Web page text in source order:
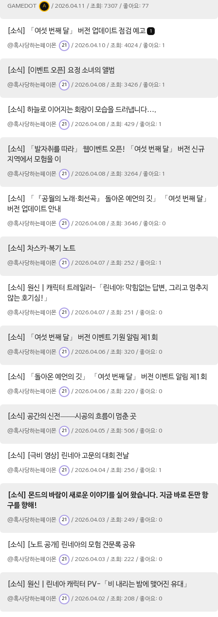
GAMEDOT A / 2026.04.11 / 조회: 7307 / 좋아요: 77
[소식] 「여섯 번째 달」 버전 업데이트 점검 예고 1
@혹사당하는페이몬 21 / 2026.04.10 / 조회: 4024 / 좋아요: 1
[소식] [이벤트 오픈] 요정 소녀의 앨범
@혹사당하는페이몬 21 / 2026.04.08 / 조회: 3426 / 좋아요: 1
[소식] 하늘로 이어지는 회랑이 모습을 드러냅니다….
@혹사당하는페이몬 21 / 2026.04.08 / 조회: 429 / 좋아요: 1
[소식] 「발자취를 따라」 웹이벤트 오픈! 「여섯 번째 달」 버전 신규
지역에서 모험을 이
@혹사당하는페이몬 21 / 2026.04.08 / 조회: 3264 / 좋아요: 1
[소식] 「『공월의 노래·회선곡』 돌아온 예언의 깃」 「여섯 번째 달」
버전 업데이트 안내
@혹사당하는페이몬 21 / 2026.04.08 / 조회: 3646 / 좋아요: 0
[소식] 차스카·복기 노트
@혹사당하는페이몬 21 / 2026.04.07 / 조회: 252 / 좋아요: 1
[소식] 원신 | 캐릭터 트레일러-「린네아: 막힘없는 답변, 그리고 멈추지
않는 호기심!」
@혹사당하는페이몬 21 / 2026.04.07 / 조회: 251 / 좋아요: 0
[소식] 「여섯 번째 달」 버전 이벤트 기원 알림 제1회
@혹사당하는페이몬 21 / 2026.04.06 / 조회: 320 / 좋아요: 0
[소식] 「돌아온 예언의 깃」 「여섯 번째 달」 버전 이벤트 알림 제1회
@혹사당하는페이몬 21 / 2026.04.06 / 조회: 220 / 좋아요: 0
[소식] 공간의 신전——시공의 흐름이 멈춘 곳
@혹사당하는페이몬 21 / 2026.04.05 / 조회: 506 / 좋아요: 0
[소식] [극비 영상] 린네아 고문의 대회 전날
@혹사당하는페이몬 21 / 2026.04.04 / 조회: 256 / 좋아요: 1
[소식] 몬드의 바람이 새로운 이야기를 실어 왔습니다. 지금 바로 돈만 항
구를 향해!
@혹사당하는페이몬 21 / 2026.04.03 / 조회: 249 / 좋아요: 0
[소식] [노트 공개] 린네아의 모험 견문록 공유
@혹사당하는페이몬 21 / 2026.04.03 / 조회: 222 / 좋아요: 0
[소식] 원신 | 린네아 캐릭터 PV-「비 내리는 밤에 맺어진 유대」
@혹사당하는페이몬 21 / 2026.04.02 / 조회: 208 / 좋아요: 0